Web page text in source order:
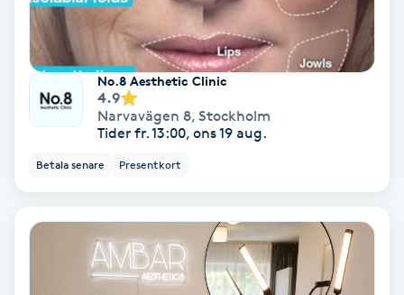
Piercing
Pigmentbehandling
Pigmentfläckar
Plastikkirurgi
Powder brows
No.8 Aesthetic Clinic
4.9
Narvavägen 8, Stockholm
Tider fr. 13:00, ons 19 aug.
Betala senare Presentkort